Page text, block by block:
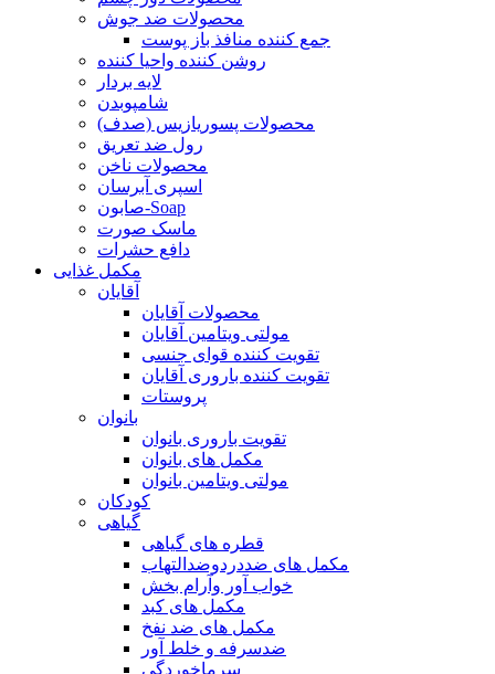
محصولات ضد جوش
جمع کننده منافذ باز پوست
روشن کننده واحیا کننده
لایه بردار
شامپوبدن
محصولات پسوریازیس (صدف)
رول ضد تعریق
محصولات ناخن
اسپری آبرسان
صابون-Soap
ماسک صورت
دافع حشرات
مکمل غذایی
آقایان
محصولات آقایان
مولتی ویتامین آقایان
تقویت کننده قوای جنسی
تقویت کننده باروری آقایان
پروستات
بانوان
تقویت باروری بانوان
مکمل های بانوان
مولتی ویتامین بانوان
کودکان
گیاهی
قطره های گیاهی
مکمل های ضددردوضدالتهاب
خواب آور وآرام بخش
مکمل های کبد
مکمل های ضد نفخ
ضدسرفه و خلط آور
سرماخوردگی